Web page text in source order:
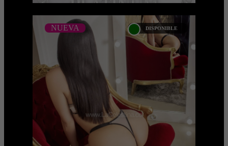
NUEVA DISPONIBLE
NICOL SECRET
NUEVA
Soy Nicol Secret , una mujer de espíritu
aventurero, alegre y con una gran
pasión por descubrir el mundo. Lo que
más me gusta en l ...